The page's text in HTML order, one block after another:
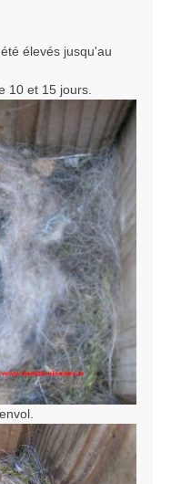
élevés jusqu'au
10 et 15 jours.